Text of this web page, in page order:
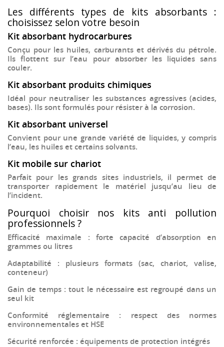
Les différents types de kits absorbants :
choisissez selon votre besoin
Kit absorbant hydrocarbures
Conçu pour les huiles, carburants et dérivés du pétrole.
Ils flottent sur l’eau pour absorber les liquides sans
couler.
Kit absorbant produits chimiques
Idéal pour neutraliser les substances agressives (acides,
bases). Ils sont formulés pour résister à la corrosion.
Kit absorbant universel
Convient pour une grande variété de liquides, y compris
l’eau, les huiles et certains solvants.
Kit mobile sur chariot
Parfait pour les grands sites industriels, il permet de
transporter rapidement le matériel jusqu’au lieu de
l’incident.
Pourquoi choisir nos kits anti pollution
professionnels ?
Efficacité maximale : forte capacité d’absorption en
grammes ou litres
Adaptabilité : plusieurs formats (sac, chariot, valise,
conteneur)
Gain de temps: tout le nécessaire est regroupé dans un
seul kit
Conformité réglementaire : respect des normes
environnementales et HSE
Sécurité renforcée : équipements de protection intégrés